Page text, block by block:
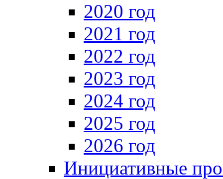
2020 год
2021 год
2022 год
2023 год
2024 год
2025 год
2026 год
Инициативные